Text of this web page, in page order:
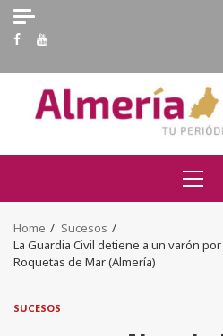
Skip
content
Facebook
Youtube
Home
Sucesos
La Guardia Civil detiene a un varón
Roquetas de Mar (Almería)
SUCESOS